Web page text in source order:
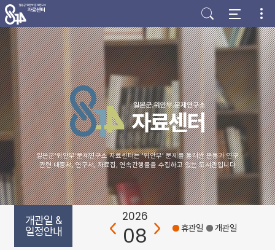
주
메
뉴
바
로
가
기
본
문
바
로
가
기
하
단
바
로
가
기
일본군‘위안부’문제연구소 자료센터는 ‘위안부’ 문제를 둘러싼 운동과 연구
관련 대중서, 연구서, 자료집, 연속간행물을 수집하고 있는 도서관입니다
개관일 &
일정안내
2026
08 휴관일 개관일